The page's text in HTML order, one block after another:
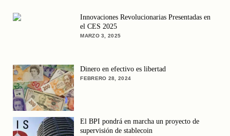
Innovaciones Revolucionarias Presentadas en
el CES 2025
MARZO 3, 2025
Dinero en efectivo es libertad
FEBRERO 28, 2024
El BPI pondrá en marcha un proyecto de
supervisión de stablecoin